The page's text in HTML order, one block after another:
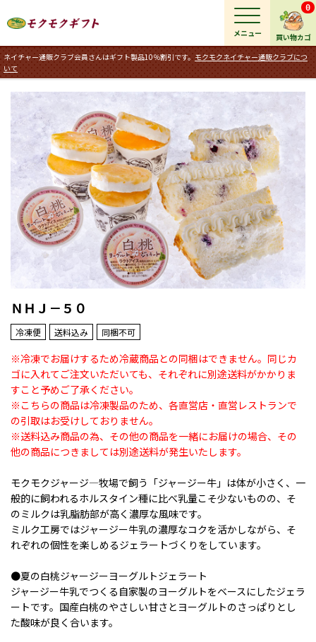
買い物カゴ
0
ネイチャー通販クラブ会員さんはギフト製品10％割引です。 モクモクネイチャー通販クラブにつ
いて
メニュー
ＮＨＪ－５０
冷凍便 送料込み 同梱不可
※冷凍でお届けするため冷蔵商品との同梱はできません。同じカ
ゴに入れてご注文いただいても、それぞれに別途送料がかかりま
すこと予めご了承ください。
※こちらの商品は冷凍製品のため、各直営店・直営レストランで
の引取はお受けしておりません。
※送料込み商品の為、その他の商品を一緒にお届けの場合、その
他の商品につきましては別途送料が発生いたします。
モクモクジャージ―牧場で飼う「ジャージー牛」は体が小さく、一
般的に飼われるホルスタイン種に比べ乳量こそ少ないものの、そ
のミルクは乳脂肪部が高く濃厚な風味です。
ミルク工房ではジャージー牛乳の濃厚なコクを活かしながら、そ
れぞれの個性を楽しめるジェラートづくりをしています。
●夏の白桃ジャージーヨーグルトジェラート
ジャージー牛乳でつくる自家製のヨーグルトをベースにしたジェラ
ートです。国産白桃のやさしい甘さとヨーグルトのさっぱりとし
た酸味が良く合います。